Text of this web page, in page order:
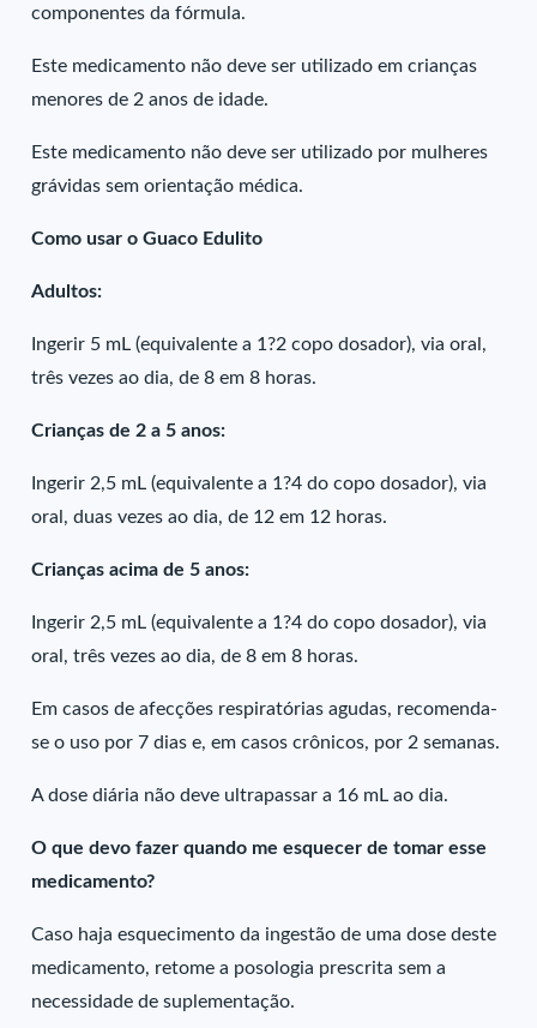
componentes da fórmula.
Este medicamento não deve ser utilizado em crianças
menores de 2 anos de idade.
Este medicamento não deve ser utilizado por mulheres
grávidas sem orientação médica.
Como usar o Guaco Edulito
Adultos:
Ingerir 5 mL (equivalente a 1?2 copo dosador), via oral,
três vezes ao dia, de 8 em 8 horas.
Crianças de 2 a 5 anos:
Ingerir 2,5 mL (equivalente a 1?4 do copo dosador), via
oral, duas vezes ao dia, de 12 em 12 horas.
Crianças acima de 5 anos:
Ingerir 2,5 mL (equivalente a 1?4 do copo dosador), via
oral, três vezes ao dia, de 8 em 8 horas.
Em casos de afecções respiratórias agudas, recomenda-
se o uso por 7 dias e, em casos crônicos, por 2 semanas.
A dose diária não deve ultrapassar a 16 mL ao dia.
O que devo fazer quando me esquecer de tomar esse
medicamento?
Caso haja esquecimento da ingestão de uma dose deste
medicamento, retome a posologia prescrita sem a
necessidade de suplementação.